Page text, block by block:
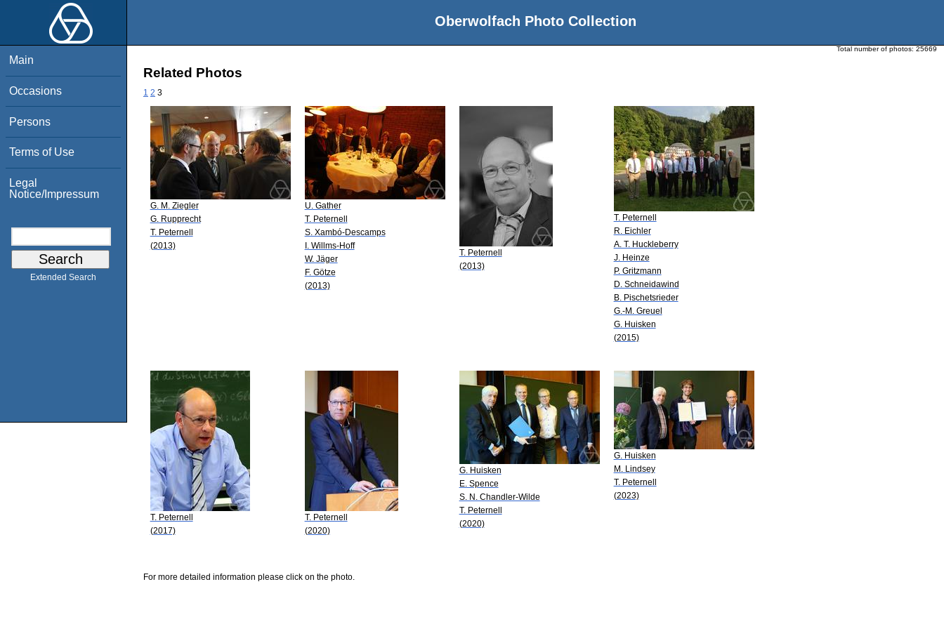
Oberwolfach Photo Collection
Main
Occasions
Persons
Terms of Use
Legal
Notice/Impressum
Extended Search
Total number of photos: 25669
Related Photos
1 2 3
G. M. Ziegler
G. Rupprecht
T. Peternell
(2013)
U. Gather
T. Peternell
S. Xambó-Descamps
I. Willms-Hoff
W. Jäger
F. Götze
(2013)
T. Peternell
(2013)
T. Peternell
R. Eichler
A. T. Huckleberry
J. Heinze
P. Gritzmann
D. Schneidawind
B. Pischetsrieder
G.-M. Greuel
G. Huisken
(2015)
T. Peternell
(2017)
T. Peternell
(2020)
G. Huisken
E. Spence
S. N. Chandler-Wilde
T. Peternell
(2020)
G. Huisken
M. Lindsey
T. Peternell
(2023)
For more detailed information please click on the photo.